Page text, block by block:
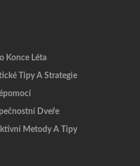
Konce Léta
Tipy A Strategie
Dveře
Metody A Tipy